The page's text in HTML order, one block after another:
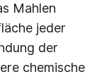
Mahlen
jeder
der
chemische